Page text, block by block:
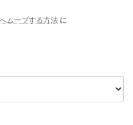
ムーブする方法に